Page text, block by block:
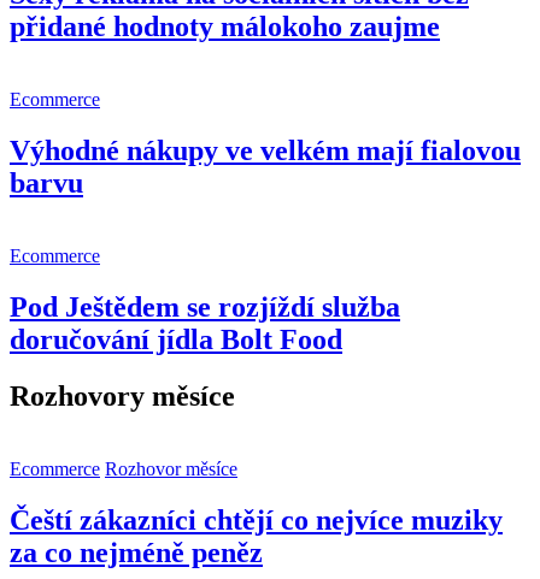
přidané hodnoty málokoho zaujme
Ecommerce
Výhodné nákupy ve velkém mají fialovou
barvu
Ecommerce
Pod Ještědem se rozjíždí služba
doručování jídla Bolt Food
Rozhovory měsíce
Ecommerce Rozhovor měsíce
Čeští zákazníci chtějí co nejvíce muziky
za co nejméně peněz